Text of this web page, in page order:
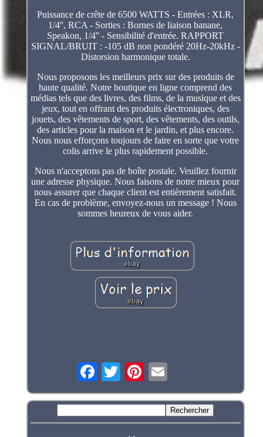
Puissance de crête de 6500 WATTS - Entrées : XLR,
1/4'', RCA - Sorties : Bornes de liaison banane,
Speakon, 1/4'' - Sensibilité d'entrée. RAPPORT
SIGNAL/BRUIT : -105 dB non pondéré 20Hz-20kHz -
Distorsion harmonique totale.
Nous proposons les meilleurs prix sur des produits de
haute qualité. Notre boutique en ligne comprend des
médias tels que des livres, des films, de la musique et des
jeux, tout en offrant des produits électroniques, des
jouets, des vêtements de sport, des vêtements, des outils,
des articles pour la maison et le jardin, et plus encore.
Nous nous efforçons toujours de faire en sorte que votre
colis arrive le plus rapidement possible.
Nous n'acceptons pas de boîte postale. Veuillez fournir
une adresse physique. Nous faisons de notre mieux pour
nous assurer que chaque client est entièrement satisfait.
En cas de problème, envoyez-nous un message ! Nous
sommes heureux de vous aider.